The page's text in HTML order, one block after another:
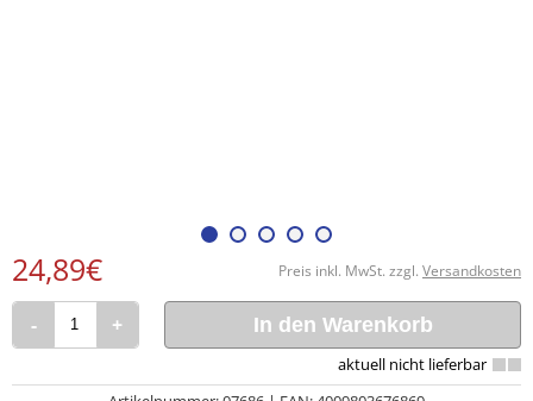
Preis inkl. MwSt. zzgl. Versandkosten
24,89€
- + In den Warenkorb